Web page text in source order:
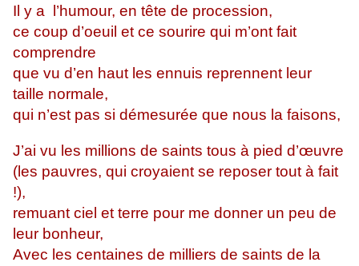
Il y a l’humour, en tête de procession,
ce coup d’oeuil et ce sourire qui m’ont fait
comprendre
que vu d’en haut les ennuis reprennent leur
taille normale,
qui n’est pas si démesurée que nous la faisons,
J’ai vu les millions de saints tous à pied d’œuvre
(les pauvres, qui croyaient se reposer tout à fait
!),
remuant ciel et terre pour me donner un peu de
leur bonheur,
Avec les centaines de milliers de saints de la